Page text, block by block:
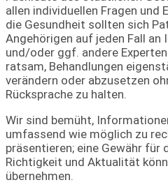
allen individuellen Fragen und
die Gesundheit sollten sich
Angehörigen auf jeden Fall an
und/oder ggf. andere
ratsam, Behandlungen
verändern oder abzusetzen
Rücksprache zu halten.
Wir sind bemüht,
umfassend wie möglich zu
präsentieren; eine Gewähr für
Richtigkeit und Aktualität
übernehmen.